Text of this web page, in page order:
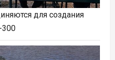
для создания
300